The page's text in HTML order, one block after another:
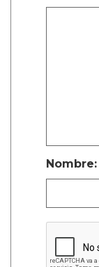
Nombre: